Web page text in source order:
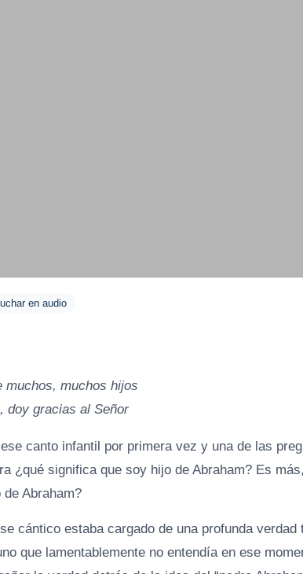
en audio
muchos, muchos hijos
doy gracias al Señor
canto infantil por primera vez y una de las
¿qué significa que soy hijo de Abraham? Es
Abraham?
cántico estaba cargado de una profunda verdad
que lamentablemente no entendía en ese